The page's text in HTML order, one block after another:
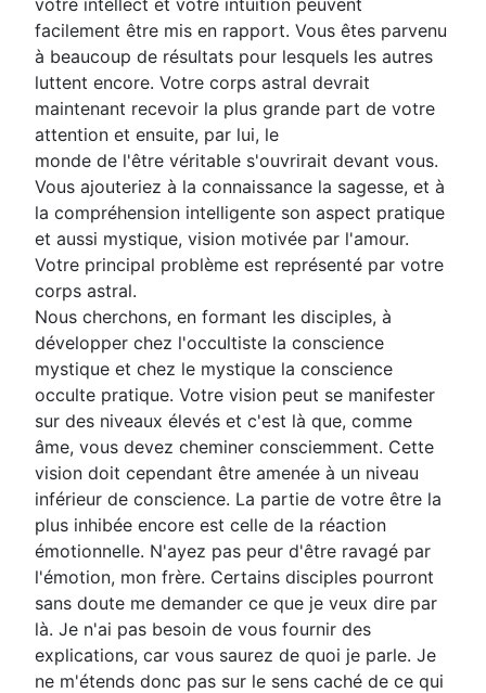
votre intellect et votre intuition peuvent
facilement être mis en rapport. Vous êtes parvenu
à beaucoup de résultats pour lesquels les autres
luttent encore. Votre corps astral devrait
maintenant recevoir la plus grande part de votre
attention et ensuite, par lui, le
monde de l'être véritable s'ouvrirait devant vous.
Vous ajouteriez à la connaissance la sagesse, et à
la compréhension intelligente son aspect pratique
et aussi mystique, vision motivée par l'amour.
Votre principal problème est représenté par votre
corps astral.
Nous cherchons, en formant les disciples, à
développer chez l'occultiste la conscience
mystique et chez le mystique la conscience
occulte pratique. Votre vision peut se manifester
sur des niveaux élevés et c'est là que, comme
âme, vous devez cheminer consciemment. Cette
vision doit cependant être amenée à un niveau
inférieur de conscience. La partie de votre être la
plus inhibée encore est celle de la réaction
émotionnelle. N'ayez pas peur d'être ravagé par
l'émotion, mon frère. Certains disciples pourront
sans doute me demander ce que je veux dire par
là. Je n'ai pas besoin de vous fournir des
explications, car vous saurez de quoi je parle. Je
ne m'étends donc pas sur le sens caché de ce qui